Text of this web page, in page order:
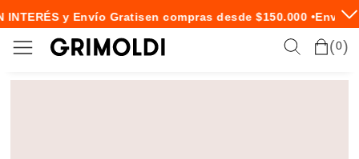
INTERÉS y Envío Gratisen compras desde $150.000 •Envío
0